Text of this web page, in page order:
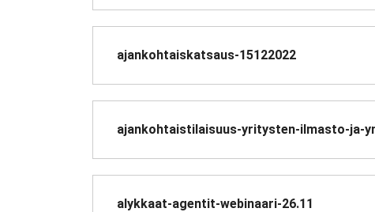
ajankohtaiskatsaus-15122022
ajankohtaistilaisuus-yritysten-ilmasto-ja-
alykkaat-agentit-webinaari-26.11